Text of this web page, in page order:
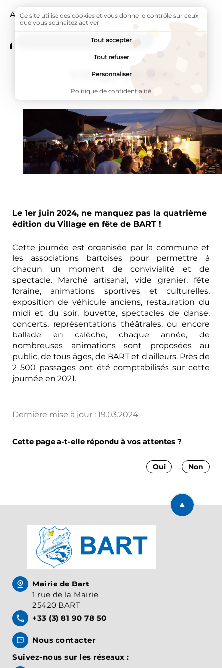
Accueil Vie de la commune
Manifestations
Page active :
Village en fête
ADDTOANY (SHARE) EST DÉSACTIVÉ.
Village en fête
Le 1er juin 2024, ne manquez pas la quatrième
édition du Village en fête de BART !
Cette journée est organisée par la commune et
les associations bartoises pour permettre à
chacun un moment de convivialité et de
spectacle. Marché artisanal, vide grenier, fête
foraine, animations sportives et culturelles,
exposition de véhicule anciens, restauration du
midi et du soir, buvette, spectacles de danse,
concerts, représentations théâtrales, ou encore
ballade en calèche, chaque année, de
nombreuses animations sont proposées au
public, de tous âges, de BART et d'ailleurs. Près de
2 500 passages ont été comptabilisés sur cette
journée en 2021.
Dernière mise à jour : 19.03.2024
Cette page a-t-elle répondu à vos attentes ?
Non
Oui
Retourner
Mairie de Bart
1 rue de la Mairie
25420 BART
+33 (3) 81 90 78 50
Nous contacter
Suivez-nous sur les réseaux :
Ce site utilise des cookies et vous donne le contrôle sur ceux
que vous souhaitez activer
Tout accepter
Tout refuser
Personnaliser
Politique de confidentialité